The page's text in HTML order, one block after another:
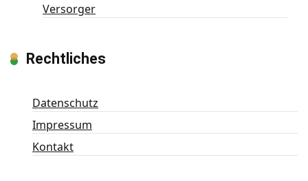
Versorger
Rechtliches
Datenschutz
Impressum
Kontakt